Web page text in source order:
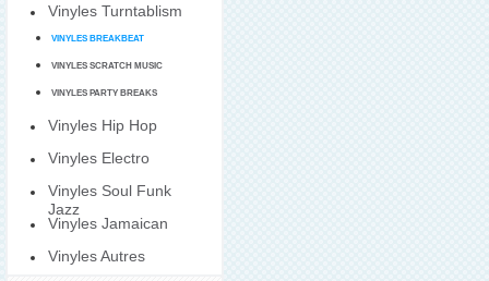
Vinyles Turntablism
VINYLES BREAKBEAT
VINYLES SCRATCH MUSIC
VINYLES PARTY BREAKS
Vinyles Hip Hop
Vinyles Electro
Vinyles Soul Funk
Jazz
Vinyles Jamaican
Vinyles Autres